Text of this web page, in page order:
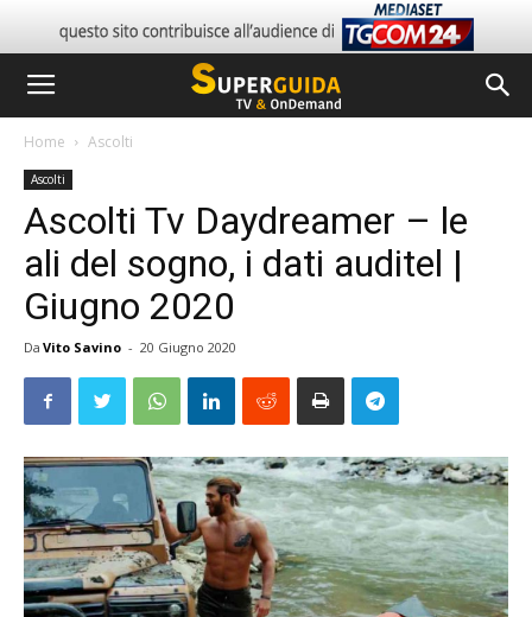
Home Ascolti
Ascolti
Ascolti Tv Daydreamer – le
ali del sogno, i dati auditel |
Giugno 2020
Da Vito Savino - 20 Giugno 2020